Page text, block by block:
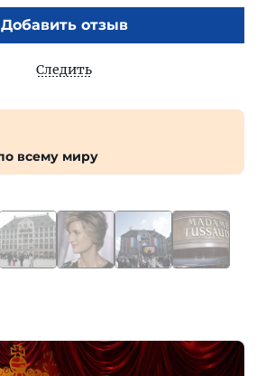
Добавить отзыв
Следить
всему миру